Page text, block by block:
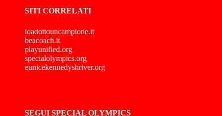
SITI CORRELATI
ioadottouncampione.it
beacoach.it
playunified.org
specialolympics.org
eunicekennedyshriver.org
SEGUI SPECIAL OLYMPICS